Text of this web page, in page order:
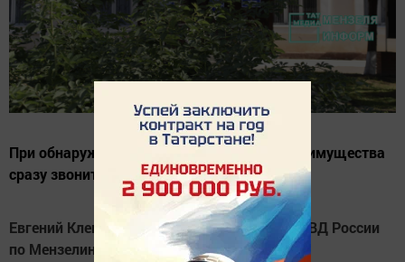
При обнаружении пропажи своего личного имущества
сразу звоните в полицию.
Евгений Клещевников, начальник отдела МВД России
по Мензелинскому району: